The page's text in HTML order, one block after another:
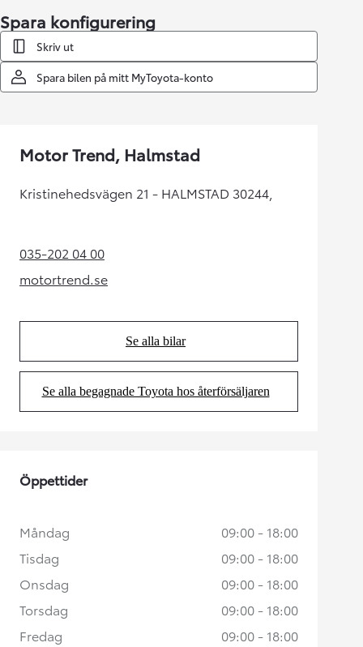
Spara konfigurering
Skriv ut
Spara bilen på mitt MyToyota-konto
Motor Trend, Halmstad
Kristinehedsvägen 21 - HALMSTAD 30244,
035-202 04 00(Opens in new tab)
motortrend.se(Opens in new tab)
Se alla bilar
(Opens in new tab)
Se alla begagnade Toyota hos återförsäljaren
(Opens in new tab)
Öppettider
Måndag
09:00 - 18:00
Tisdag
09:00 - 18:00
Onsdag
09:00 - 18:00
Torsdag
09:00 - 18:00
Fredag
09:00 - 18:00